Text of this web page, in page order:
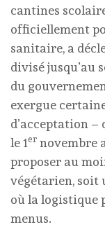
cantines
officiellement
sanitaire, a
divisé jusqu’au
du
exergue
d’acceptation –
le 1er novembre
proposer au
végétarien, soit
où la logistique
menus.